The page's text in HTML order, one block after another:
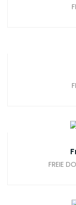
FREIE